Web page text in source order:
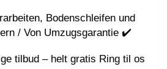
Bodenschleifen und
/ Von Umzugsgarantie ✔️
tilbud – helt gratis Ring til os